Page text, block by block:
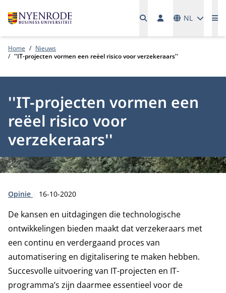
NL
Home
Nieuws
''IT-projecten vormen een reëel risico voor verzekeraars''
''IT-projecten vormen een
reëel risico voor
verzekeraars''
Type:
Opinie Publicatiedatum:
16-10-2020
De kansen en uitdagingen die technologische
ontwikkelingen bieden maakt dat verzekeraars met
een continu en verdergaand proces van
automatisering en digitalisering te maken hebben.
Succesvolle uitvoering van IT-projecten en IT-
programma’s zijn daarmee essentieel voor de